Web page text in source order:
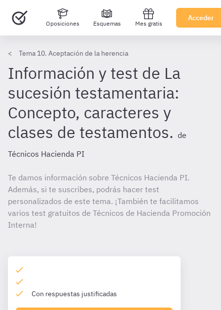
Oposiciones Esquemas Mes gratis
Acceder
Tema 10. Aceptación de la herencia
Información y test de La
sucesión testamentaria:
Concepto, caracteres y
clases de testamentos. de
Técnicos Hacienda PI
Te damos información sobre Técnicos Hacienda PI.
Además, si te suscribes, podrás hacer test
personalizados de este tema. ¡También te facilitamos
varios test gratuitos de Técnicos de Hacienda Promoción
Interna!
Con respuestas justificadas